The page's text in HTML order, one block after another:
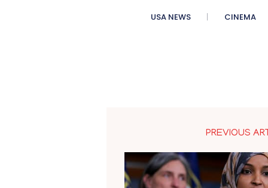
USA NEWS CINEMA
PREVIOUS